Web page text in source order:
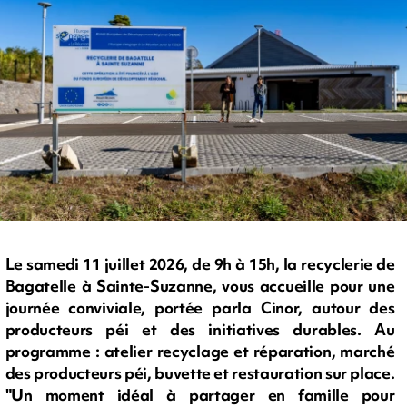
Le samedi 11 juillet 2026, de 9h à 15h, la recyclerie de
Bagatelle à Sainte-Suzanne, vous accueille pour une
journée conviviale, portée parla Cinor, autour des
producteurs péi et des initiatives durables. Au
programme : atelier recyclage et réparation, marché
des producteurs péi, buvette et restauration sur place.
"Un moment idéal à partager en famille pour